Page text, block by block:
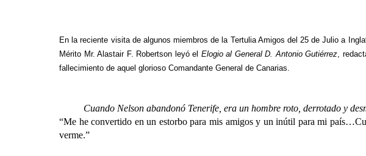
En la reciente visita de algunos miembros de la Tertulia Amigos del 25 de Julio a
Mérito Mr. Alastair F. Robertson leyó el Elogio al General D. Antonio Gutiérrez,
fallecimiento de aquel glorioso Comandante General de Canarias.
Cuando Nelson abandonó Tenerife, era un hombre roto, derrotado y
“Me he convertido en un estorbo para mis amigos y un inútil para mi
verme.”